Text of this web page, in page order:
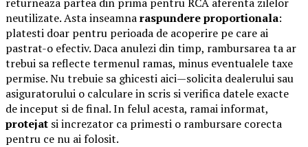
neutilizate. Asta inseamnaraspundere proportionala:
platesti doar pentru perioada de acoperire pe care ai
pastrat-o efectiv. Daca anulezi din timp, rambursarea ta ar
trebui sa reflecte termenul ramas, minus eventualele taxe
permise. Nu trebuie sa ghicesti aici—solicita dealerului sau
asiguratorului o calculare in scris si verifica datele exacte
de inceput si de final. In felul acesta, ramai informat,
protejat si increzator ca primesti o rambursare corecta
pentru ce nu ai folosit.